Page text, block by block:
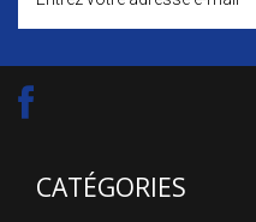
CATÉGORIES